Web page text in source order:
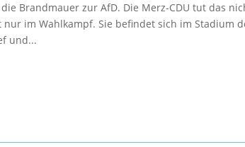
Brandmauer zur AfD. Die Merz-CDU tut das
nur im Wahlkampf. Sie befindet sich im Stadium
und...